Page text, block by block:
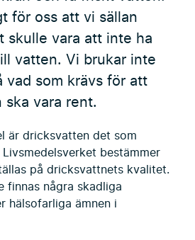
för oss att vi sällan
skulle vara att inte ha
vatten. Vi brukar inte
vad som krävs för att
vara rent.
är dricksvatten det som
bestämmer
på dricksvattnets kvalitet.
finnas några skadliga
hälsofarliga ämnen i